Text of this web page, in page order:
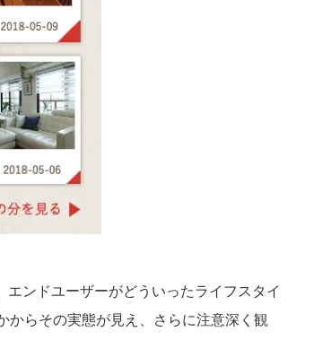
ンドユーザーがどういったライフスタイ
からその実態が見え、さらに注意深く観